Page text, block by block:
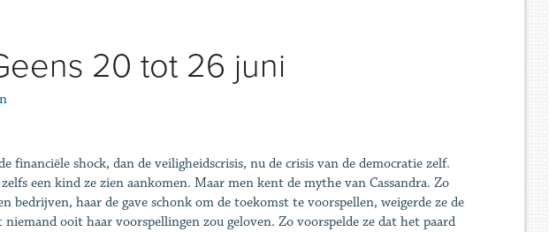
20 tot 26 juni
financiële shock, dan de veiligheidscrisis, nu de crisis van de democratie zelf.
een kind ze zien aankomen. Maar men kent de mythe van Cassandra. Zo
haar de gave schonk om de toekomst te voorspellen, weigerde ze de
ooit haar voorspellingen zou geloven. Zo voorspelde ze dat het paard